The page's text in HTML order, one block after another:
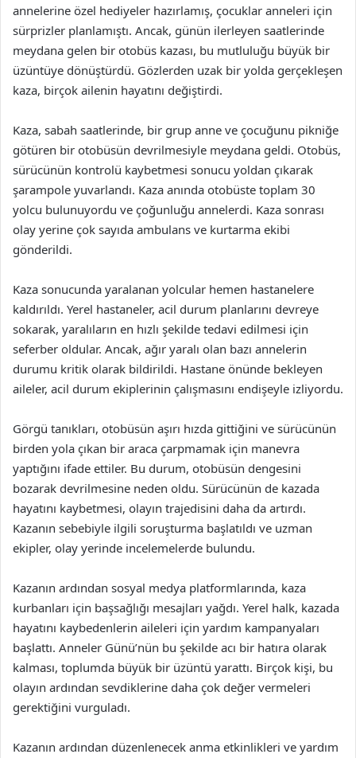
annelerine özel hediyeler hazırlamış, çocuklar anneleri için
sürprizler planlamıştı. Ancak, günün ilerleyen saatlerinde
meydana gelen bir otobüs kazası, bu mutluluğu büyük bir
üzüntüye dönüştürdü. Gözlerden uzak bir yolda gerçekleşen
kaza, birçok ailenin hayatını değiştirdi.
Kaza, sabah saatlerinde, bir grup anne ve çocuğunu pikniğe
götüren bir otobüsün devrilmesiyle meydana geldi. Otobüs,
sürücünün kontrolü kaybetmesi sonucu yoldan çıkarak
şarampole yuvarlandı. Kaza anında otobüste toplam 30
yolcu bulunuyordu ve çoğunluğu annelerdi. Kaza sonrası
olay yerine çok sayıda ambulans ve kurtarma ekibi
gönderildi.
Kaza sonucunda yaralanan yolcular hemen hastanelere
kaldırıldı. Yerel hastaneler, acil durum planlarını devreye
sokarak, yaralıların en hızlı şekilde tedavi edilmesi için
seferber oldular. Ancak, ağır yaralı olan bazı annelerin
durumu kritik olarak bildirildi. Hastane önünde bekleyen
aileler, acil durum ekiplerinin çalışmasını endişeyle izliyordu.
Görgü tanıkları, otobüsün aşırı hızda gittiğini ve sürücünün
birden yola çıkan bir araca çarpmamak için manevra
yaptığını ifade ettiler. Bu durum, otobüsün dengesini
bozarak devrilmesine neden oldu. Sürücünün de kazada
hayatını kaybetmesi, olayın trajedisini daha da artırdı.
Kazanın sebebiyle ilgili soruşturma başlatıldı ve uzman
ekipler, olay yerinde incelemelerde bulundu.
Kazanın ardından sosyal medya platformlarında, kaza
kurbanları için başsağlığı mesajları yağdı. Yerel halk, kazada
hayatını kaybedenlerin aileleri için yardım kampanyaları
başlattı. Anneler Günü’nün bu şekilde acı bir hatıra olarak
kalması, toplumda büyük bir üzüntü yarattı. Birçok kişi, bu
olayın ardından sevdiklerine daha çok değer vermeleri
gerektiğini vurguladı.
Kazanın ardından düzenlenecek anma etkinlikleri ve yardım